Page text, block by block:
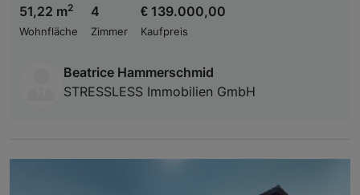
51,22 m2
Wohnfläche
4
Zimmer
€ 139.000,00
Kaufpreis
Beatrice Hammerschmid
STRESSLESS Immobilien GmbH